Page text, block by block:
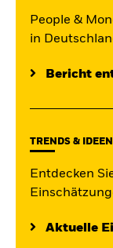
People &
in
Bericht
TRENDS & IDEEN
Entdecken
Aktuelle